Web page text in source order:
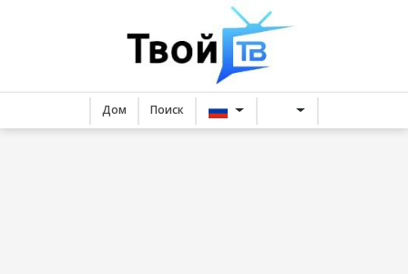
Дом Поиск